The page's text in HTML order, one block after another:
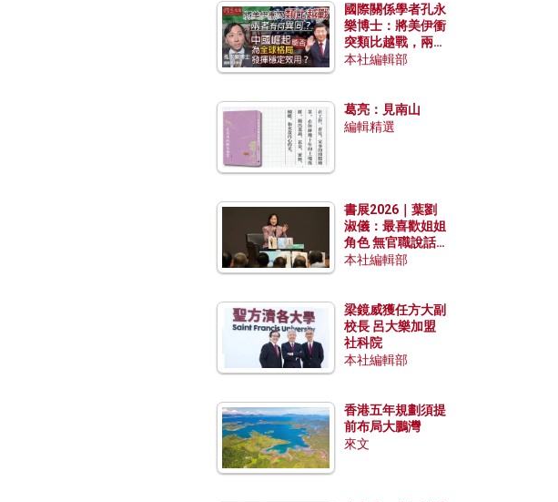
國際關係學者孔永
樂博士：將美伊衝
突類比越戰，兩者
有何異同？中國崛
本社編輯部
葛亮：見南山
編輯精選
書展2026｜葉劉
淑儀：最喜歡姐姐
角色 無官職說話
包袱少
本社編輯部
梁鏡威獲任方大副
校長 呂大樂加盟
社科院
本社編輯部
香港五年規劃須提
前布局大鵬灣
來文